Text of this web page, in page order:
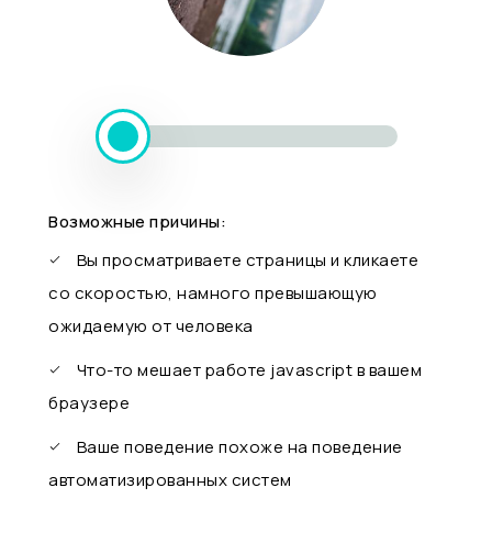
Возможные причины:
Вы просматриваете страницы и кликаете
со скоростью, намного превышающую
ожидаемую от человека
Что-то мешает работе javascript в вашем
браузере
Ваше поведение похоже на поведение
автоматизированных систем